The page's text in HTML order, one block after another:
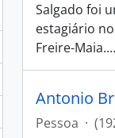
Salgado foi
estagiário
Freire-Maia.…
Antonio
Pessoa ·